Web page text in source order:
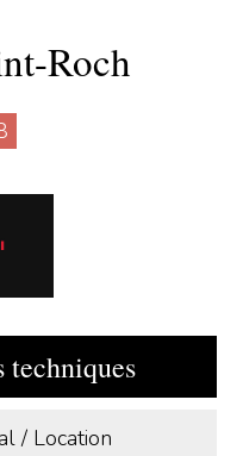
Roch
techniques
/ Location